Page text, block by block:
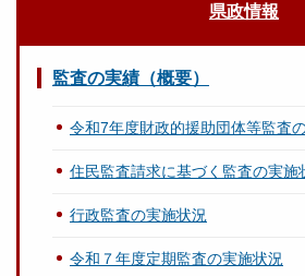
県政情報
監査の実績（概要）
令和7年度財政的援助団体等監査
住民監査請求に基づく監査の実施
行政監査の実施状況
令和７年度定期監査の実施状況